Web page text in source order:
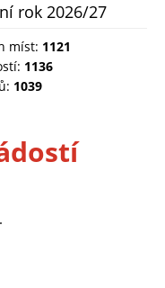
rok 2026/27
míst: 1121
1136
1039